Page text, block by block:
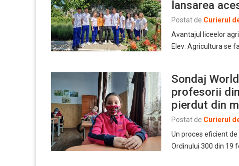
lansarea
Postat de Curierul
Avantajul liceelor
Elev: Agricultura se
Sondaj
profesorii
pierdut din
Postat de Curierul
Un proces eficient
Ordinului 300 din 19